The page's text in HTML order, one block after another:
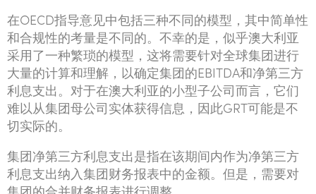
在OECD指导意见中包括三种不同的模型，其中简单性
和合规性的考量是不同的。不幸的是，似乎澳大利亚
采用了一种繁琐的模型，这将需要针对全球集团进行
大量的计算和理解，以确定集团的EBITDA和净第三方
利息支出。对于在澳大利亚的小型子公司而言，它们
难以从集团母公司实体获得信息，因此GRT可能是不
切实际的。
集团净第三方利息支出是指在该期间内作为净第三方
利息支出纳入集团财务报表中的金额。但是，需要对